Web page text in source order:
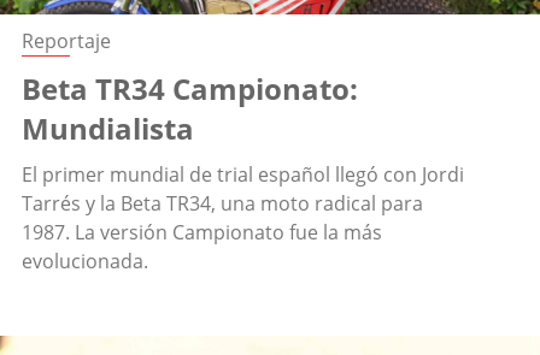
Reportaje
Beta TR34 Campionato:
Mundialista
El primer mundial de trial español llegó con Jordi
Tarrés y la Beta TR34, una moto radical para
1987. La versión Campionato fue la más
evolucionada.